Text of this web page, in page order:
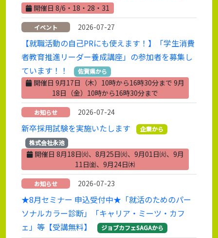
開催日 8/6・18・28・31
イベント 2026-07-27
【就職活動の自己PRにも使えます！】「学生消費
者教育推進リーダー養成講座」の参加者を募集し
ています！！
佐賀県から
開催日 9月17日（木）10時から16時30分まで 9月
18日（金）10時から16時30分まで
お知らせ 2026-07-24
新卒採用試験を実施いたします
企業から
株式会社永池
開催日 8月18日㈫、8月25日㈫、9月01日㈫、9月
11日㈮、9月24日㈭
お知らせ 2026-07-23
★8月セミナー 申込受付中★「就活のためのパー
ソナルカラー診断」「キャリア・ミーツ・カフ
ェ」等【受講無料】
ジョブカフェSAGAから